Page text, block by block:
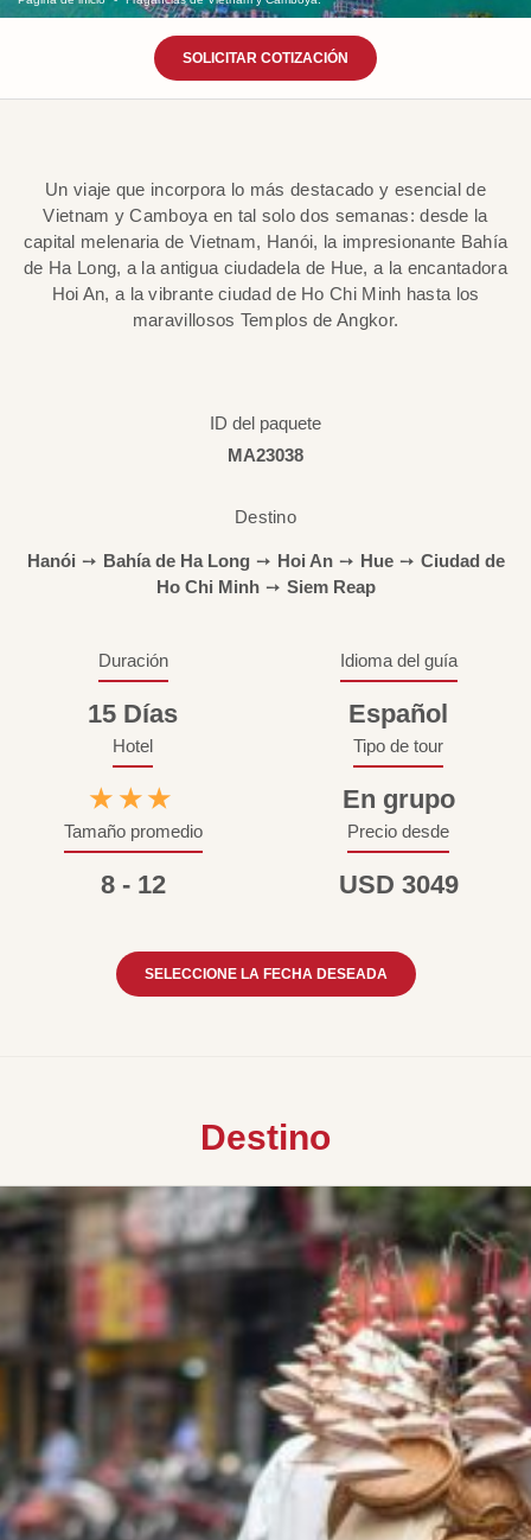
SOLICITAR COTIZACIÓN
Un viaje que incorpora lo más destacado y esencial de
Vietnam y Camboya en tal solo dos semanas: desde la
capital melenaria de Vietnam, Hanói, la impresionante Bahía
de Ha Long, a la antigua ciudadela de Hue, a la encantadora
Hoi An, a la vibrante ciudad de Ho Chi Minh hasta los
maravillosos Templos de Angkor.
ID del paquete
MA23038
Destino
Hanói ➙ Bahía de Ha Long ➙ Hoi An ➙ Hue ➙ Ciudad de
Ho Chi Minh ➙ Siem Reap
Duración
15 Días
Idioma del guía
Español
Hotel
★★★
Tipo de tour
En grupo
Tamaño promedio
8 - 12
Precio desde
USD 3049
SELECCIONE LA FECHA DESEADA
Destino